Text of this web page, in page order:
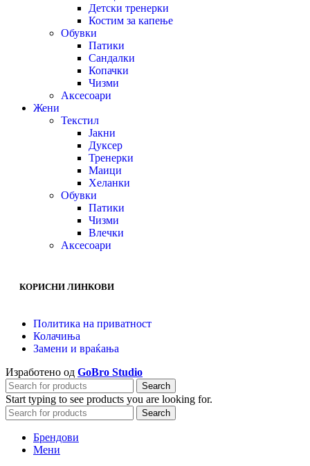
Детски тренерки
Костим за капење
Обувки
Патики
Сандалки
Копачки
Чизми
Аксесоари
Жени
Текстил
Јакни
Дуксер
Тренерки
Маици
Хеланки
Обувки
Патики
Чизми
Влечки
Аксесоари
КОРИСНИ ЛИНКОВИ
Политика на приватност
Колачиња
Замени и враќања
Изработено од GoBro Studio
Search
Start typing to see products you are looking for.
Search
Брендови
Мени